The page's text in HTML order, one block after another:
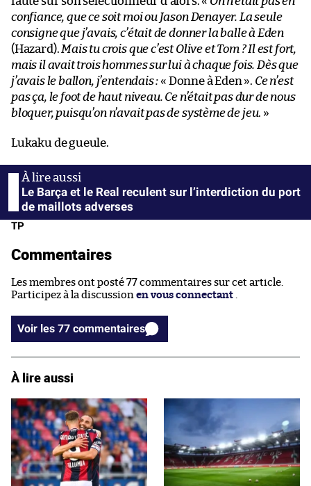
confiance, que ce soit moi ou Jason Denayer. La seule
consigne que j’avais, c’était de donner la balle à Eden
(Hazard). Mais tu crois que c’est Olive et Tom ? Il est fort,
mais il avait trois hommes sur lui à chaque fois. Dès que
j’avais le ballon, j’entendais : « Donne à Eden ». Ce n’est
pas ça, le foot de haut niveau. Ce n’était pas dur de nous
bloquer, puisqu’on n’avait pas de système de jeu. »
Lukaku de gueule.
Le Barça et le Real reculent sur l’interdiction du port
de maillots adverses
TP
Commentaires
Les membres ont posté 77 commentaires sur cet article.
Participez à la discussion en vous connectant
Voir les 77 commentaires
À lire aussi